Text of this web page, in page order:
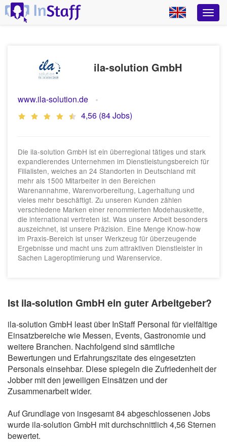
ila-solution GmbH
www.ila-solution.de
4,56 (84 Jobs)
Die ila-solution GmbH ist ein überregional tätiges und stark
expandierendes Unternehmen im Dienstleistungsbereich für
Filialisten, welches an 24 Standorten in Deutschland mit
mehr als 1500 Mitarbeiter in den Bereichen
Warenannahme, Warenvorbereitung, Lagerhaltung und
vieles mehr beschäftigt. Zu unseren Kunden zählen
verschiedene Marken einer renommierten Modehauskette,
die international vertreten ist. Was unsere Arbeit besonders
auszeichnet, ist unsere Präzision. Eine Menge Know-how
im Praxis-Bereich ist unser Werkzeug für überzeugende
Ergebnisse und macht uns zum attraktiven Dienstleister in
Sachen Lageroptimierung und Warenservice.
Ist ila-solution GmbH ein guter Arbeitgeber?
ila-solution GmbH least über InStaff Personal für vielfältige
Einsatzbereiche wie Messen, Events, Gastronomie und
weitere Branchen. Nachfolgend sind sämtliche
Bewertungen und Erfahrungszitate des eingesetzten
Personals einsehbar. Diese spiegeln die Zufriedenheit der
Jobber mit den jeweiligen Einsätzen und der
Zusammenarbeit wider.
Auf Grundlage von insgesamt 84 abgeschlossenen Jobs
wurde ila-solution GmbH mit durchschnittlich 4,56 Sternen
bewertet.